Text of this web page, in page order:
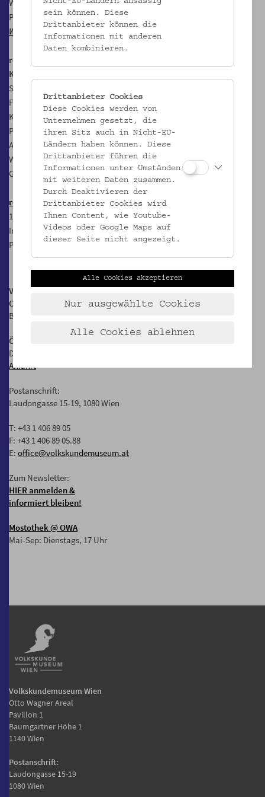
Wegwerfen, Wiederverwenden und Vermeiden. Im Rahmen des
Projekts
Ausgedient. Die Geschichte der modernen
Wegwerfgesellschaft(2022/2023).
re:pair FESTIVAL
Konsumierst du noch oder reparierst du schon?
Sa, 15.10. bis So, 6.11.2022
Festivalzentrale: Volkskundemuseum Wien
Kuratiert von Tina Zickler
Programm:www.repair-festival.wien
Anmeldung zu Terminen im Volkskundemuseum
Wien:
www.volkskundemuseum.at/termine
Geöffnet zu denÖffnungszeiten des Volkskundemuseum Wien
re:pair FESTIVAL 2023
1 Festival – 3 Stationen
Im Volkskundemuseum Wien: 21.–28.10.2023
Programm:www.repair-festival.wien
Volkskundemuseum Wien
Otto Wagner Areal, Pavillon 1
Baumgartner Höhe 1, 1140 Wien
Öffnungszeiten:
Di-Fr: 10-17 Uhr
Anfahrt
Postanschrift:
Laudongasse 15-19, 1080 Wien
T: +43 1 406 89 05
F: +43 1 406 89 05.88
E: office@volkskundemuseum.at
Zum Newsletter:
HIER anmelden &
informiert bleiben!
Mostothek@ OWA
Mai-Sep: Dienstags, 17 Uhr
Volkskundemuseum Wien
Otto Wagner Areal
Pavillon 1
Baumgartner Höhe 1
1140 Wien
Postanschrift:
Laudongasse 15-19
1080 Wien
sein können. Diese
Drittanbieter können die
Informationen mit anderen
Daten kombinieren.
Drittanbieter Cookies
Diese Cookies werden von
Unternehmen gesetzt, die
ihren Sitz auch in Nicht-EU-
Ländern haben können. Diese
Drittanbieter führen die
Informationen unter Umständen
mit weiteren Daten zusammen.
Durch Deaktivieren der
Drittanbieter Cookies wird
Ihnen Content, wie Youtube-
Videos oder Google Maps auf
dieser Seite nicht angezeigt.
Alle Cookies akzeptieren
Nur ausgewählte Cookies
Alle Cookies ablehnen